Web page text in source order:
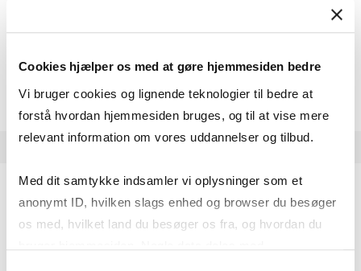
Cookies hjælper os med at gøre hjemmesiden bedre
Vi bruger cookies og lignende teknologier til bedre at
forstå hvordan hjemmesiden bruges, og til at vise mere
relevant information om vores uddannelser og tilbud.
Med dit samtykke indsamler vi oplysninger som et
anonymt ID, hvilken slags enhed og browser du besøger
os med, hvilket land du besøger os fra, og hvordan du
HA(kom.) - erhvervs­økonomi
HA(psyk.) - erhvervs­økonomi og psy­ko­lo­gi